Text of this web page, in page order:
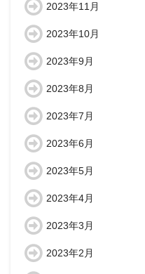
2023年11月
2023年10月
2023年9月
2023年8月
2023年7月
2023年6月
2023年5月
2023年4月
2023年3月
2023年2月